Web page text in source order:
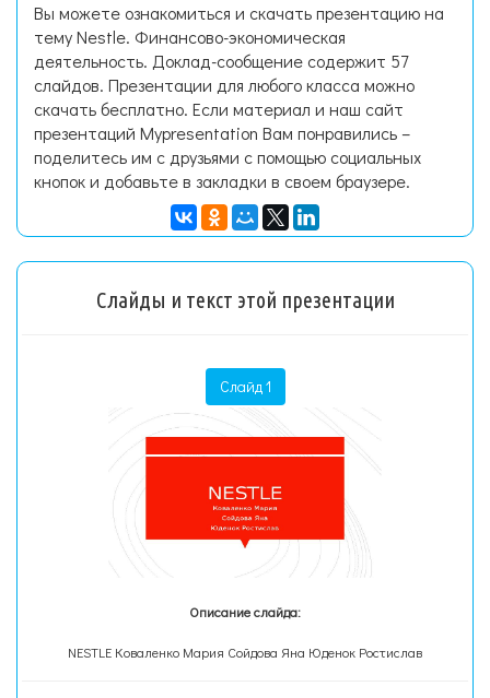
Вы можете ознакомиться и скачать презентацию на
тему Nestle. Финансово-экономическая
деятельность. Доклад-сообщение содержит 57
слайдов. Презентации для любого класса можно
скачать бесплатно. Если материал и наш сайт
презентаций Mypresentation Вам понравились –
поделитесь им с друзьями с помощью социальных
кнопок и добавьте в закладки в своем браузере.
Слайды и текст этой презентации
Слайд 1
Описание слайда:
NESTLE Коваленко Мария Сойдова Яна Юденок Ростислав